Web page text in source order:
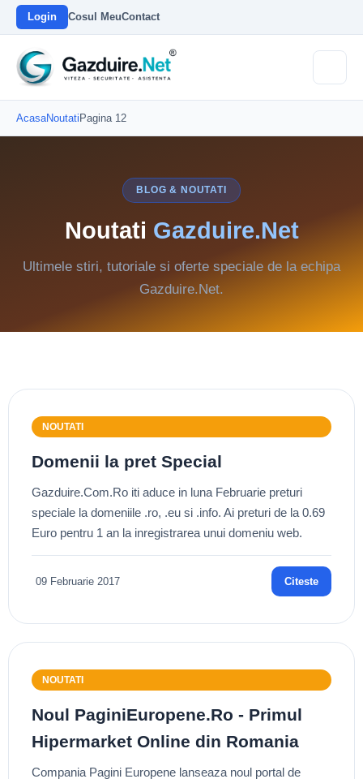
Login Cosul MeuContact
AcasaNoutati Pagina 12
BLOG & NOUTATI
Noutati Gazduire.Net
Ultimele stiri, tutoriale si oferte speciale de la echipa
Gazduire.Net.
NOUTATI
Domenii la pret Special
Gazduire.Com.Ro iti aduce in luna Februarie preturi
speciale la domeniile .ro, .eu si .info. Ai preturi de la 0.69
Euro pentru 1 an la inregistrarea unui domeniu web.
09 Februarie 2017 Citeste
NOUTATI
Noul PaginiEuropene.Ro - Primul
Hipermarket Online din Romania
Compania Pagini Europene lanseaza noul portal de